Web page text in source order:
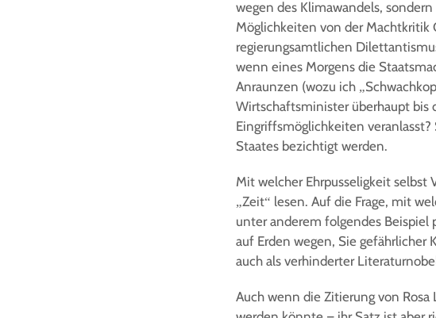
wegen des Klimawandels,
Möglichkeiten von der Machtkritik
regierungsamtlichen
wenn eines Morgens die
Anraunzen (wozu ich
Wirtschaftsminister überhaupt bis
Eingriffsmöglichkeiten
Staates bezichtigt werden.
Mit welcher Ehrpusseligkeit selbst
„Zeit“ lesen. Auf die Frage, mit
unter anderem folgendes Beispiel
auf Erden wegen, Sie gefährlicher
auch als verhinderter
Auch wenn die Zitierung von